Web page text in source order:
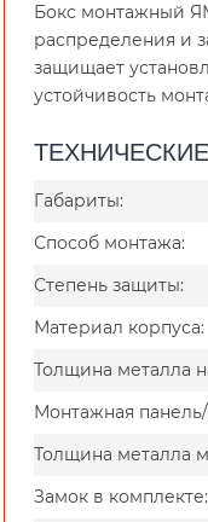
Бокс монтажный
распределения и
защищает
устойчивость
Габариты:
Способ монтажа:
Степень защиты:
Материал корпуса:
Толщина металла
Монтажная
Толщина металла
Замок в комплекте: